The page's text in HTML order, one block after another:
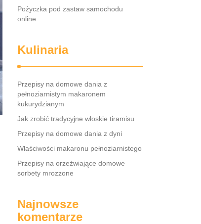
Pożyczka pod zastaw samochodu
online
Kulinaria
Przepisy na domowe dania z
pełnoziarnistym makaronem
kukurydzianym
Jak zrobić tradycyjne włoskie tiramisu
Przepisy na domowe dania z dyni
Właściwości makaronu pełnoziarnistego
Przepisy na orzeźwiające domowe
sorbety mrozzone
Najnowsze
komentarze